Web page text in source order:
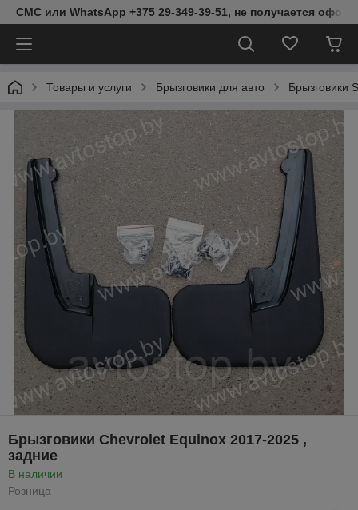
СМС или WhatsApp +375 29-349-39-51, не получается
Товары и услуги Брызговики для авто Брызговики
Брызговики Chevrolet Equinox 2017-2025 ,
задние
В наличии
Розница